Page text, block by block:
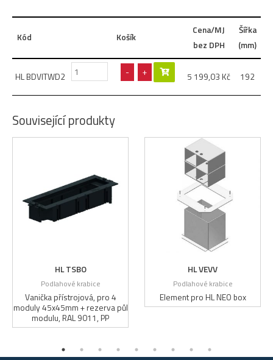
Kód Košík
Cena/MJ
bez DPH
Šířka
(mm)
HL BDVITWD2 - + 5 199,03 Kč 192
Související produkty
HL TSBO
Podlahové krabice
Vanička přístrojová, pro 4
moduly 45x45mm + rezerva půl
modulu, RAL 9011, PP
HL VEVV
Podlahové krabice
Element pro HL NEO box